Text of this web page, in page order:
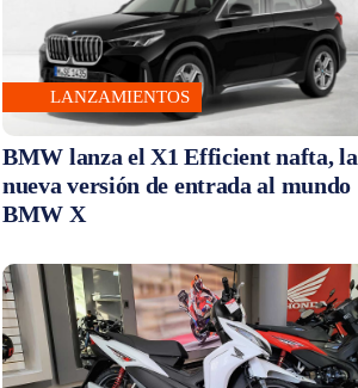
LANZAMIENTOS
BMW lanza el X1 Efficient nafta, la
nueva versión de entrada al mundo
BMW X